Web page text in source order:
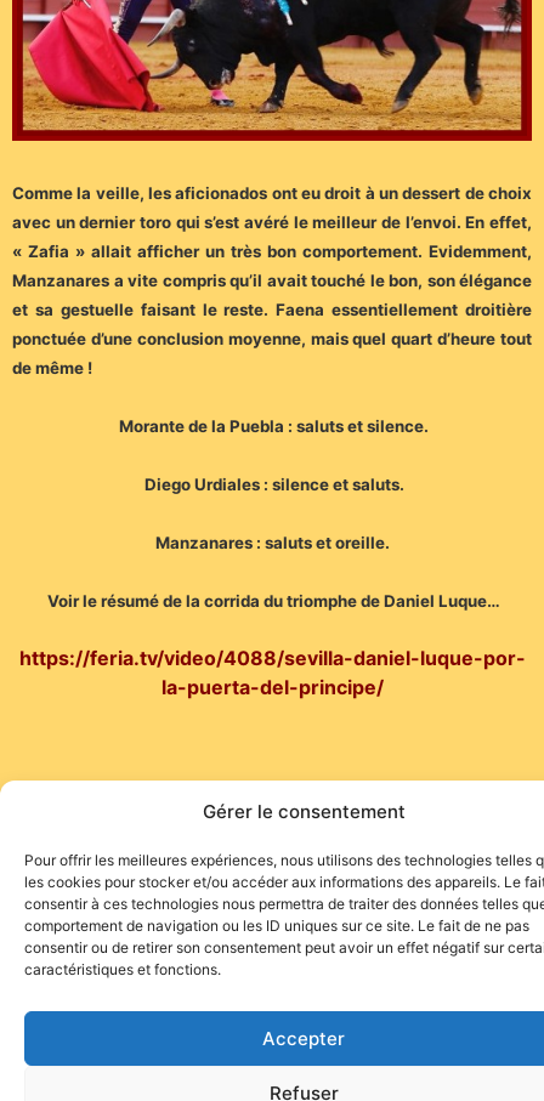
Gérer le consentement
Pour offrir les meilleures expériences, nous utilisons des technologies telles
les cookies pour stocker et/ou accéder aux informations des appareils. Le
consentir à ces technologies nous permettra de traiter des données telles
comportement de navigation ou les ID uniques sur ce site. Le fait de ne pas
consentir ou de retirer son consentement peut avoir un effet négatif sur
caractéristiques et fonctions.
Accepter
Refuser
Comme la veille, les aficionados ont eu droit à un dessert de choix
avec un dernier toro qui s’est avéré le meilleur de l’envoi. En effet,
« Zafia » allait afficher un très bon comportement. Evidemment,
Manzanares a vite compris qu’il avait touché le bon, son élégance
et sa gestuelle faisant le reste. Faena essentiellement droitière
ponctuée d’une conclusion moyenne, mais quel quart d’heure tout
de même !
Morante de la Puebla : saluts et silence.
Diego Urdiales : silence et saluts.
Manzanares : saluts et oreille.
Voir le résumé de la corrida du triomphe de Daniel Luque…
https://feria.tv/video/4088/sevilla-daniel-luque-por-
la-puerta-del-principe/
Site de l'association TOROFIESTA